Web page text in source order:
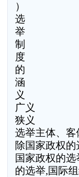
）
选
举
制
度
的
涵
义
广义
狭义
选举主体、客
除国家政权
国家政权的
的选举,国际